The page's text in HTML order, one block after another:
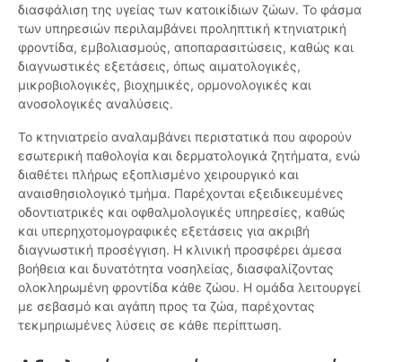
διασφάλιση της υγείας των κατοικίδιων ζώων. Το φάσμα
των υπηρεσιών περιλαμβάνει προληπτική κτηνιατρική
φροντίδα, εμβολιασμούς, αποπαρασιτώσεις, καθώς και
διαγνωστικές εξετάσεις, όπως αιματολογικές,
μικροβιολογικές, βιοχημικές, ορμονολογικές και
ανοσολογικές αναλύσεις.
Το κτηνιατρείο αναλαμβάνει περιστατικά που αφορούν
εσωτερική παθολογία και δερματολογικά ζητήματα, ενώ
διαθέτει πλήρως εξοπλισμένο χειρουργικό και
αναισθησιολογικό τμήμα. Παρέχονται εξειδικευμένες
οδοντιατρικές και οφθαλμολογικές υπηρεσίες, καθώς
και υπερηχοτομογραφικές εξετάσεις για ακριβή
διαγνωστική προσέγγιση. Η κλινική προσφέρει άμεσα
βοήθεια και δυνατότητα νοσηλείας, διασφαλίζοντας
ολοκληρωμένη φροντίδα κάθε ζώου. Η ομάδα λειτουργεί
με σεβασμό και αγάπη προς τα ζώα, παρέχοντας
τεκμηριωμένες λύσεις σε κάθε περίπτωση.